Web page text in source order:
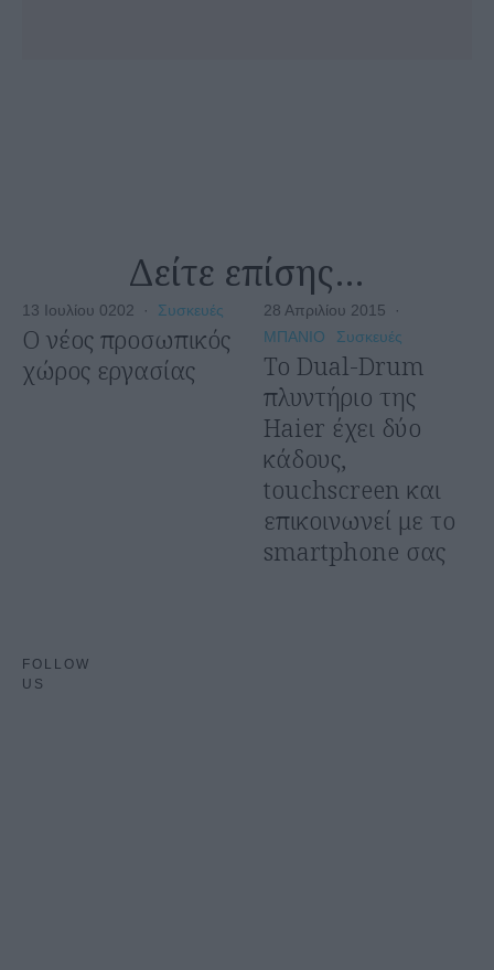
Δείτε επίσης…
13 Ιουλίου 0202 · Συσκευές
O νέος προσωπικός
χώρος εργασίας
28 Απριλίου 2015
·
ΜΠΑΝΙΟ
Συσκευές
Το Dual-Drum
πλυντήριο της
Haier έχει δύο
κάδους,
touchscreen και
επικοινωνεί με το
smartphone σας
FOLLOW
US